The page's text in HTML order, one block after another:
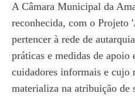
A Câmara Municipal da
reconhecida, com o Projeto
pertencer à rede de
práticas e medidas de apoio
cuidadores informais e cujo
materializa na atribuição de